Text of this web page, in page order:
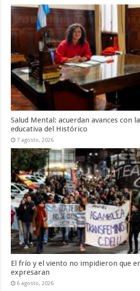
Salud Mental: acuerdan avances con
educativa del Histórico
7 agosto, 2026
El frío y el viento no impidieron que
expresaran
6 agosto, 2026